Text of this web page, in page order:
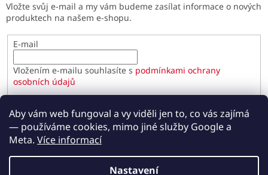
Aby vám web fungoval a vy viděli jen to, co vás zajímá
— používáme cookies, mimo jiné služby Google a
Meta. Více informací
Nastavení
Vložte svůj e-mail a my vám budeme zasílat informace o nových
produktech na našem e-shopu.
E-mail
Vložením e-mailu souhlasíte s podmínkami ochrany
osobních údajů
PŘIHLÁSIT SE